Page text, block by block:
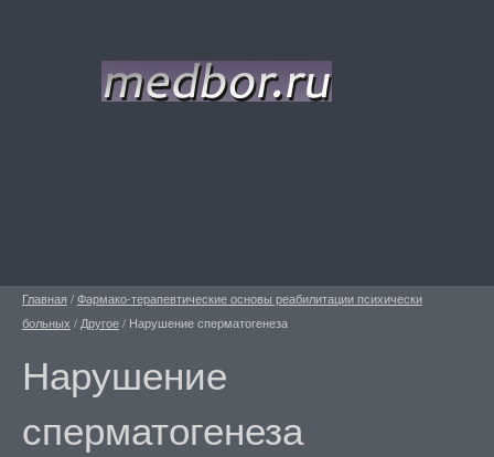
Главная /Фармако-терапевтические основы реабилитации психически
больных / Другое/ Нарушение сперматогенеза
Нарушение
сперматогенеза